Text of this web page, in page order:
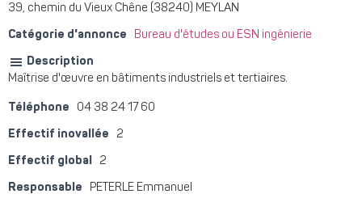
39, chemin du Vieux Chêne (38240) MEYLAN
Catégorie d'annonce Bureau d'études ou ESN ingénierie
Description
Maîtrise d'œuvre en bâtiments industriels et tertiaires.
Téléphone 04 38 24 17 60
Effectif inovallée 2
Effectif global 2
Responsable PETERLE Emmanuel